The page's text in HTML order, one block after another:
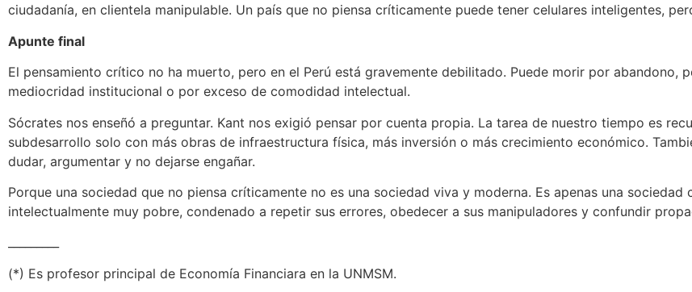
ciudadanía, en clientela manipulable. Un país que no piensa críticamente puede tener celulares inteligentes,
Apunte final
El pensamiento crítico no ha muerto, pero en el Perú está gravemente debilitado. Puede morir por abandono,
mediocridad institucional o por exceso de comodidad intelectual.
Sócrates nos enseñó a preguntar. Kant nos exigió pensar por cuenta propia. La tarea de nuestro tiempo es
subdesarrollo solo con más obras de infraestructura física, más inversión o más crecimiento económico.
dudar, argumentar y no dejarse engañar.
Porque una sociedad que no piensa críticamente no es una sociedad viva y moderna. Es apenas una
intelectualmente muy pobre, condenado a repetir sus errores, obedecer a sus manipuladores y confundir
(*) Es profesor principal de Economía Financiara en la UNMSM.